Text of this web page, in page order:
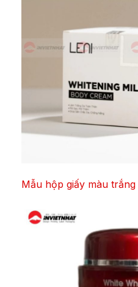
Mẫu hộp giấy màu trắng